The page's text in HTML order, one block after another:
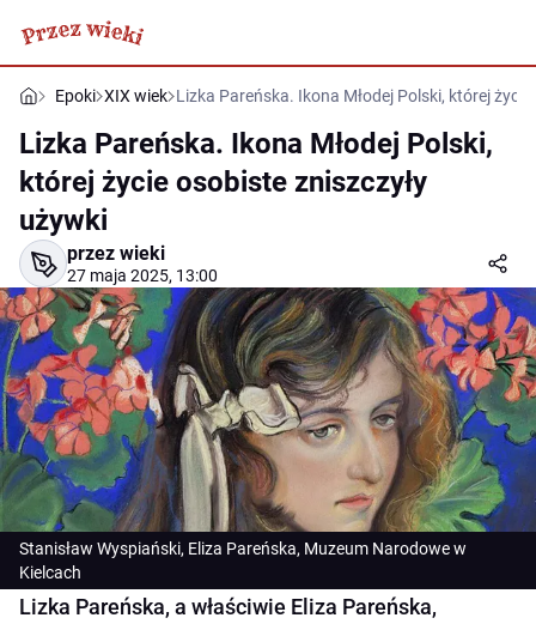
Epoki XIX wiek Lizka Pareńska. Ikona Młodej Polski, której
Lizka Pareńska. Ikona Młodej Polski,
której życie osobiste zniszczyły
używki
przez wieki
27 maja 2025, 13:00
Stanisław Wyspiański, Eliza Pareńska, Muzeum Narodowe w
Kielcach
Lizka Pareńska, a właściwie Eliza Pareńska,